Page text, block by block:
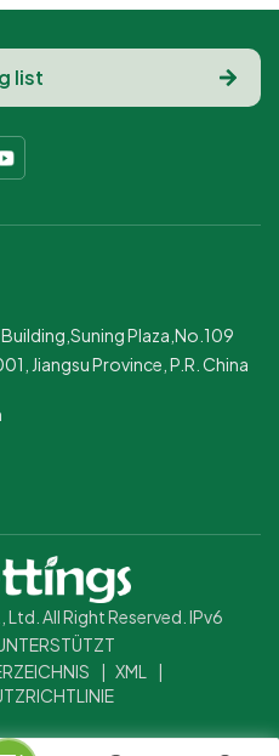
Plaza,No.109
Jiangsu Province, P.R. China
All Right Reserved. IPv6
| XML
|